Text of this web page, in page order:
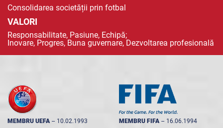
Consolidarea societății prin fotbal
VALORI
Responsabilitate, Pasiune, Echipă;
Inovare, Progres, Buna guvernare, Dezvoltarea profesională
MEMBRU UEFA -- 10.02.1993 MEMBRU FIFA -- 16.06.1994